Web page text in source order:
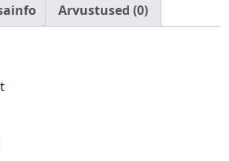
Arvustused (0)